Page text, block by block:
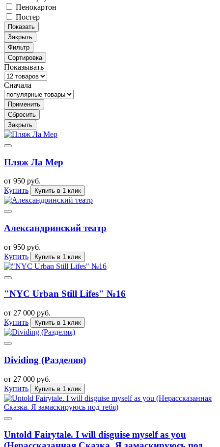
Пенокартон
Постер
Показать
Закрыть
Фильтр
Сортировка
Показывать
Сначала
Применить
Сбросить
Закрыть
Пляж Ла Мер
от 950 руб.
Купить
Купить в 1 клик
Александринский театр
от 950 руб.
Купить
Купить в 1 клик
"NYC Urban Still Lifes" №16
от 27 000 руб.
Купить
Купить в 1 клик
Dividing (Разделяя)
от 27 000 руб.
Купить
Купить в 1 клик
Untold Fairytale. I will disguise myself as you